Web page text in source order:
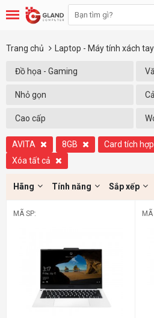
Trang chủ Laptop - Máy tính xách tay
Đồ họa - Gaming
Nhỏ gọn
Cao cấp
AVITA 8GB Card tích hợp
Xóa tất cả
Hãng Tính năng Sắp xếp
MÃ SP: MÃ